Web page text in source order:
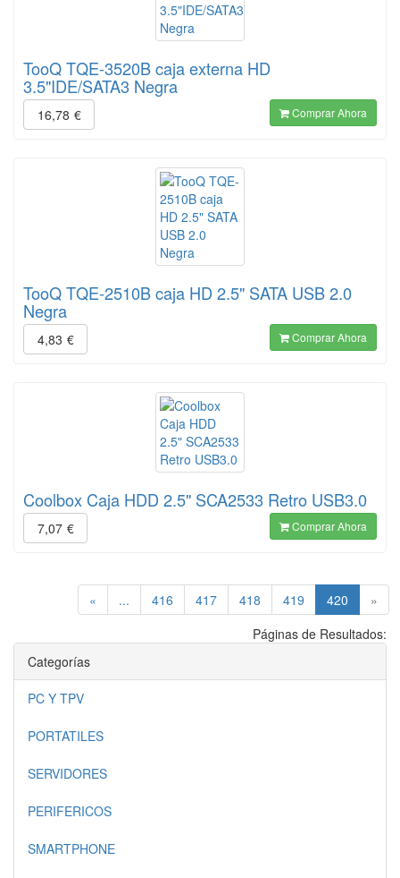
TooQ TQE-3520B caja externa HD
3.5"IDE/SATA3 Negra
16,78 € Comprar Ahora
TooQ TQE-2510B caja HD 2.5" SATA USB 2.0
Negra
4,83 € Comprar Ahora
Coolbox Caja HDD 2.5" SCA2533 Retro USB3.0
7,07 € Comprar Ahora
« ... 416 417 418 419 420 (current)
»
Páginas de Resultados:
Categorías
PC Y TPV
PORTATILES
SERVIDORES
PERIFERICOS
SMARTPHONE